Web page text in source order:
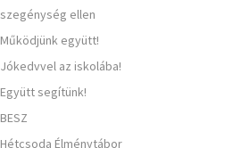
szegénység ellen
Működjünk együtt!
Jókedvvel az iskolába!
Együtt segítünk!
BESZ
Hétcsoda Élménytábor